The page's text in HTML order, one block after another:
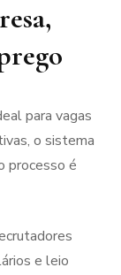
para vagas
o sistema
processo é
e leio